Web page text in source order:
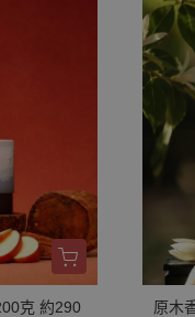
克 約290
原木